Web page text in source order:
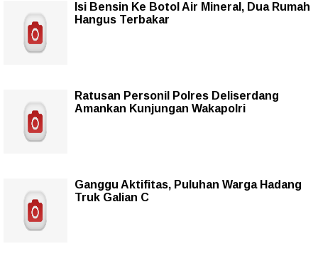
Isi Bensin Ke Botol Air Mineral, Dua Rumah
Hangus Terbakar
Ratusan Personil Polres Deliserdang
Amankan Kunjungan Wakapolri
Ganggu Aktifitas, Puluhan Warga Hadang
Truk Galian C